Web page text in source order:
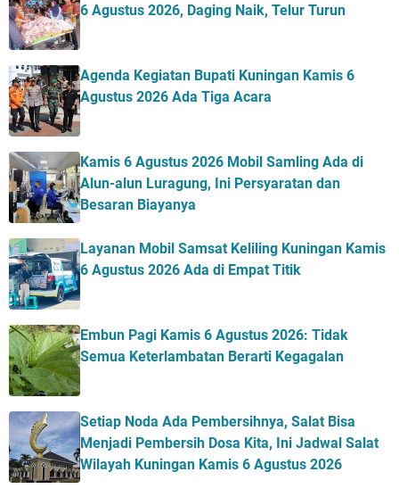
6 Agustus 2026, Daging Naik, Telur Turun
Agenda Kegiatan Bupati Kuningan Kamis 6
Agustus 2026 Ada Tiga Acara
Kamis 6 Agustus 2026 Mobil Samling Ada di
Alun-alun Luragung, Ini Persyaratan dan
Besaran Biayanya
Layanan Mobil Samsat Keliling Kuningan Kamis
6 Agustus 2026 Ada di Empat Titik
Embun Pagi Kamis 6 Agustus 2026: Tidak
Semua Keterlambatan Berarti Kegagalan
Setiap Noda Ada Pembersihnya, Salat Bisa
Menjadi Pembersih Dosa Kita, Ini Jadwal Salat
Wilayah Kuningan Kamis 6 Agustus 2026